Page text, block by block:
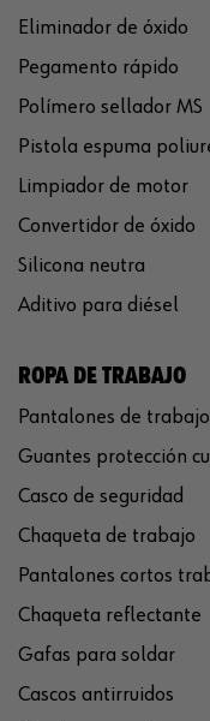
Eliminador de óxido
Pegamento rápido
Polímero sellador MS
Pistola espuma
Limpiador de motor
Convertidor de óxido
Silicona neutra
Aditivo para diésel
ROPA DE TRABAJO
Pantalones de trabajo
Guantes protección
Casco de seguridad
Chaqueta de trabajo
Pantalones cortos
Chaqueta reflectante
Gafas para soldar
Cascos antirruidos